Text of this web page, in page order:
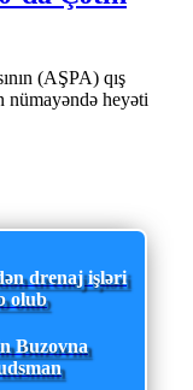
(AŞPA) qış
nümayəndə heyəti
drenaj işləri
olub
Buzovna